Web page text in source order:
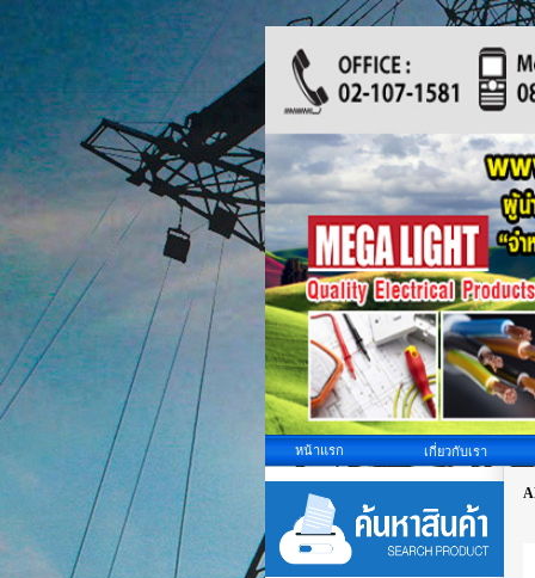
หน้าแรก เกี่ยวกับเรา